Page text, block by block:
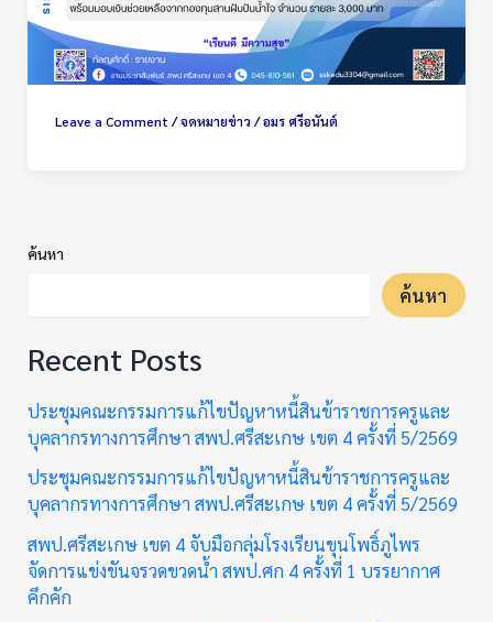
Leave a Comment /จดหมายข่าว /อมร ศรีอนันต์
ค้นหา
ค้นหา
Recent Posts
ประชุมคณะกรรมการแก้ไขปัญหาหนี้สินข้าราชการครูและ
บุคลากรทางการศึกษา สพป.ศรีสะเกษ เขต 4 ครั้งที่ 5/2569
ประชุมคณะกรรมการแก้ไขปัญหาหนี้สินข้าราชการครูและ
บุคลากรทางการศึกษา สพป.ศรีสะเกษ เขต 4 ครั้งที่ 5/2569
สพป.ศรีสะเกษ เขต 4 จับมือกลุ่มโรงเรียนขุนโพธิ์ภูไพร
จัดการแข่งขันจรวดขวดน้ำ สพป.ศก 4 ครั้งที่ 1 บรรยากาศ
คึกคัก